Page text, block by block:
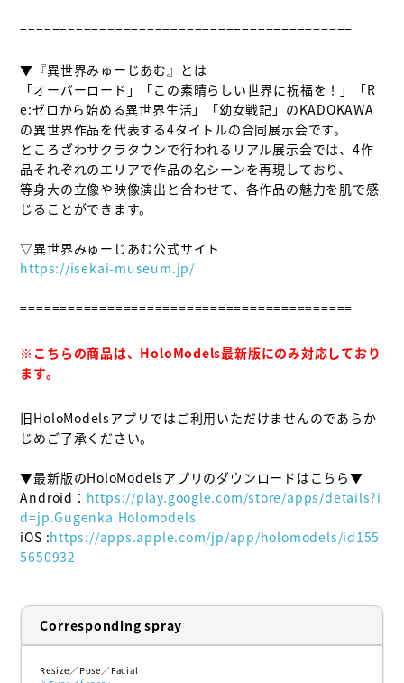
==========================================
▼『異世界みゅーじあむ』とは
「オーバーロード」「この素晴らしい世界に祝福を！」「R
e:ゼロから始める異世界生活」「幼女戦記」のKADOKAWA
の異世界作品を代表する4タイトルの合同展示会です。
ところざわサクラタウンで行われるリアル展示会では、4作
品それぞれのエリアで作品の名シーンを再現しており、
等身大の立像や映像演出と合わせて、各作品の魅力を肌で感
じることができます。
https://isekai-museum.jp/
==========================================
※こちらの商品は、HoloModels最新版にのみ対応しており
ます。
旧HoloModelsアプリではご利用いただけませんのであらか
じめご了承ください。
▼最新版のHoloModelsアプリのダウンロードはこちら▼
Android： https://play.google.com/store/apps/details?i
d=jp.Gugenka.Holomodels
iOS :https://apps.apple.com/jp/app/holomodels/id155
5650932
Corresponding spray
Resize Pose
Facial